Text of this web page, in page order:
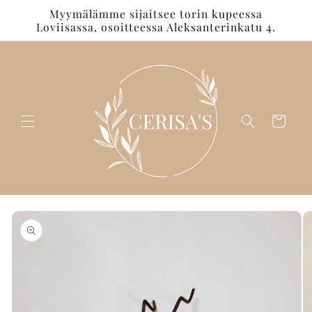
sisältöön
Myymälämme sijaitsee torin kupeessa
Loviisassa, osoitteessa Aleksanterinkatu 4.
Ostoskori
Siirry
tuotetietoihin